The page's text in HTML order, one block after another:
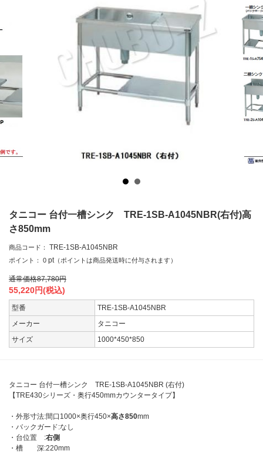
タニコー 台付一槽シンク TRE-1SB-A1045NBR(右付)高
さ850mm
商品コード： TRE-1SB-A1045NBR
ポイント： 0 pt （ポイントは商品発送時に付与されます）
通常価格87,780円
55,220円(税込)
型番
TRE-1SB-A1045NBR
メーカー
タニコー
サイズ
1000*450*850
タニコー 台付一槽シンク TRE-1SB-A1045NBR (右付)
【TRE430シリーズ・奥行450mmカウンタータイプ】
・外形寸法:間口1000×奥行450×高さ850mm
・バックガード:なし
・台位置 :右側
・槽 深:220mm